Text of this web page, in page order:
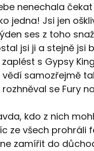
nenechala
jedna! Jsi jen
ses z toho
jsi ji a stejně jsi
s Gypsy
samozřejmě
se Fury
kdo z nich
ze všech
zamířit do